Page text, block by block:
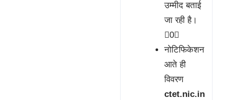
उम्मीद बताई
जा रही है।
0
नोटिफिकेशन
आते ही
विवरण
ctet.nic.in